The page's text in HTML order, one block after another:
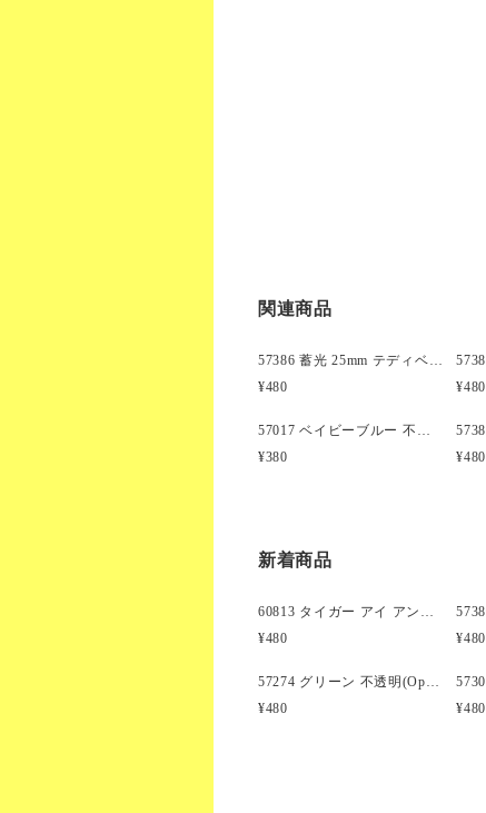
関連商品
57386 蓄光 25mm テディベア ポニービーズ (10個)
¥480
¥480
57017 ベイビーブルー 不透明(Opaque) 25mm テディベア ポニービーズ (8個)
¥380
¥480
新着商品
60813 タイガー アイ アンティーク 13mm スカル ポニービーズ(25個)
¥480
¥480
57274 グリーン 不透明(Opaque) 25mm 飛行機 ポニービーズ (10個)
¥480
¥480